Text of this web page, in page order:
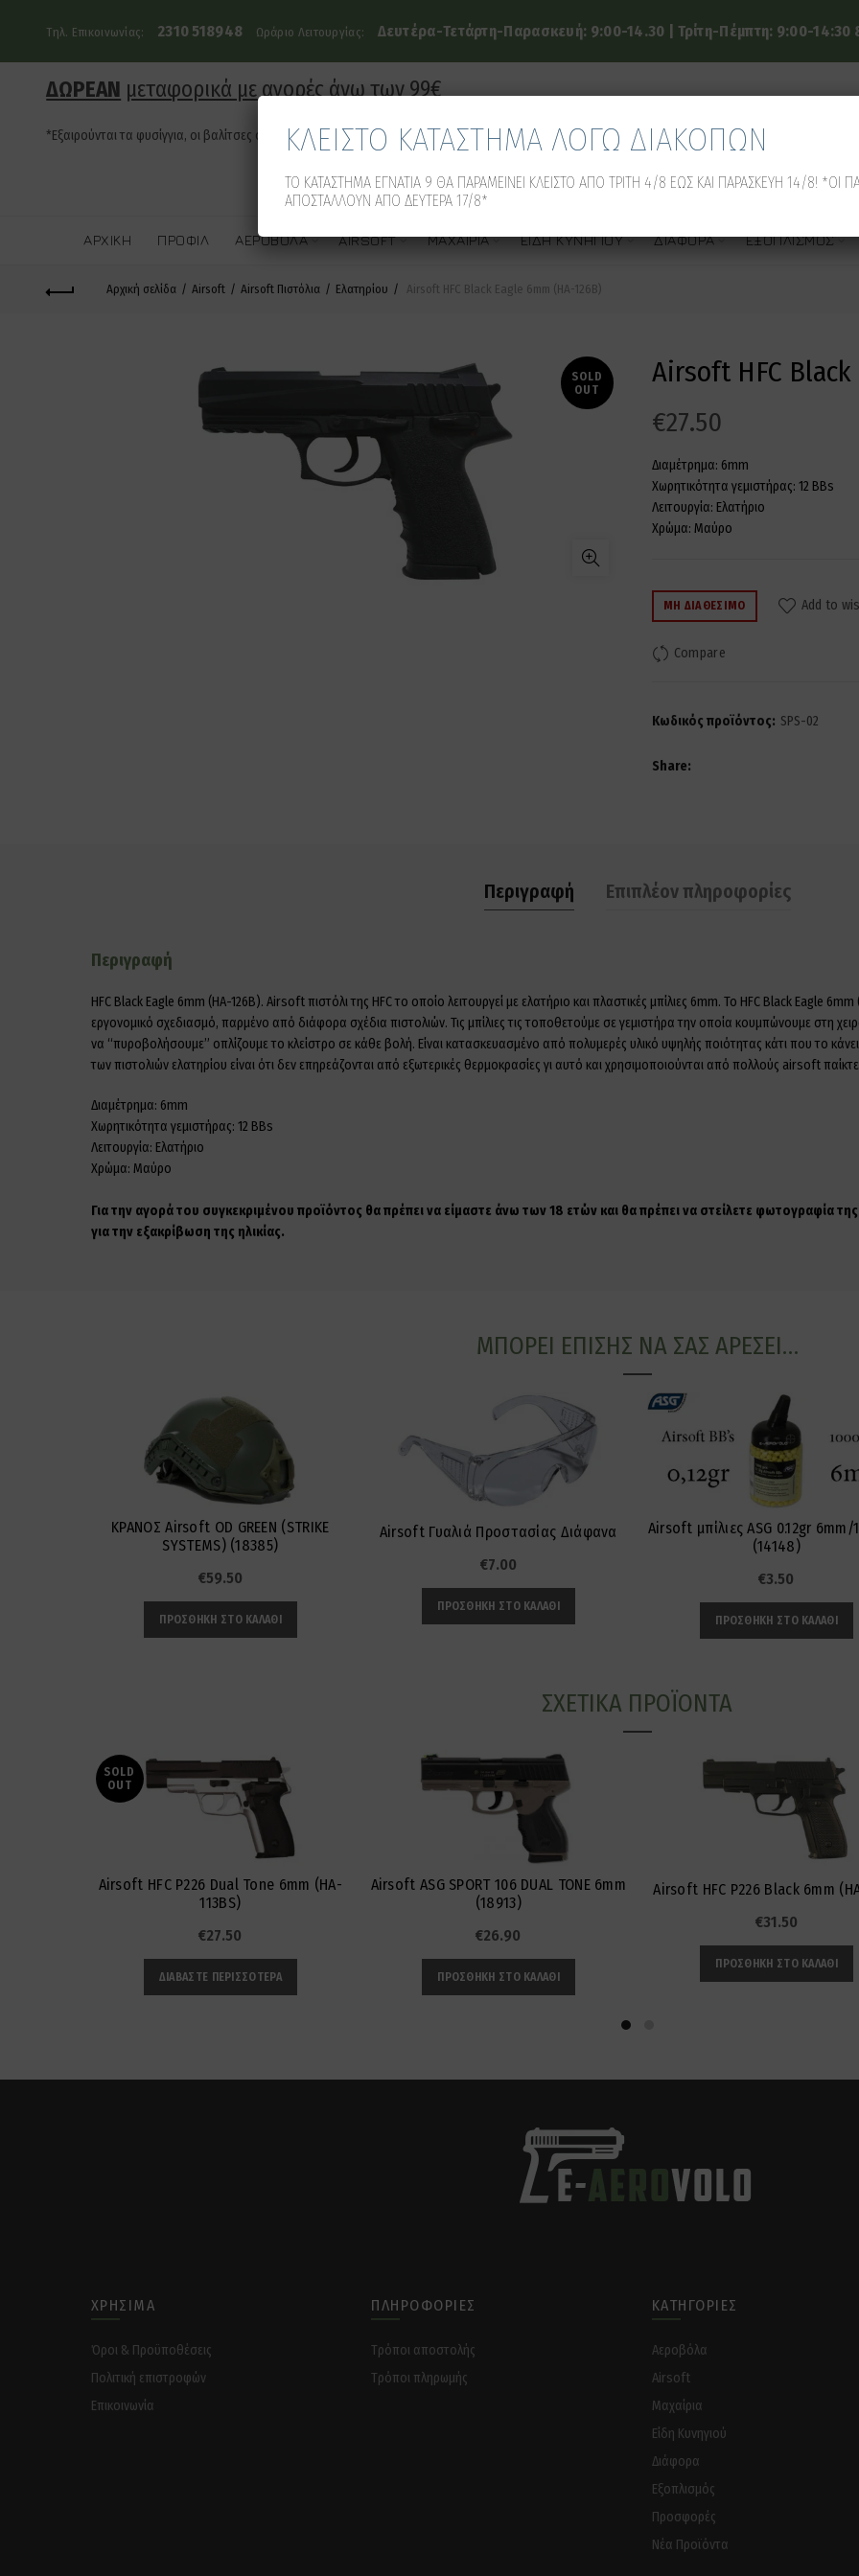
Τηλ. Επικοινωνίας: 2310 518948 Ωράριο Λειτουργίας: Δευτέρα-Τετάρτη-Παρασκευή: 9:00-14.30 | Τρίτη-Πέμπτη: 9:00-14:30
ΔΩΡΕΑΝ μεταφορικά με αγορές άνω των 99€
*Εξαιρούνται τα φυσίγγια, οι βαλίτσες όπλων και τα οπλοκιβώτια
ΑΡΧΙΚΉ ΠΡΟΦΊΛ ΑΕΡΟΒΌΛΑ AIRSOFT ΜΑΧΑΊΡΙΑ ΕΊΔΗ ΚΥΝΗΓΙΟΎ ΔΙΆΦΟΡΑ ΕΞΟΠΛΙΣΜΌΣ
Αρχική σελίδα Airsoft Airsoft Πιστόλια Ελατηρίου Airsoft HFC Black Eagle 6mm (HA-126B)
SOLD
OUT
Airsoft HFC
€27.50
Διαμέτρημα: 6mm
Χωρητικότητα γεμιστήρας: 12 BBs
Λειτουργία: Ελατήριο
Χρώμα: Μαύρο
ΜΗ ΔΙΑΘΈΣΙΜΟ Add to
Compare
Κωδικός προϊόντος: SPS-02
Share
Περιγραφή Επιπλέον πληροφορίες
Περιγραφή
HFC Black Eagle 6mm (HA-126B). Airsoft πιστόλι της HFC το οποίο λειτουργεί με ελατήριο και πλαστικές μπίλιες 6mm. Το HFC Black Eagle
εργονομικό σχεδιασμό, παρμένο από διάφορα σχέδια πιστολιών. Τις μπίλιες τις τοποθετούμε σε γεμιστήρα την οποία κουμπώνουμε στη
να “πυροβολήσουμε” οπλίζουμε το κλείστρο σε κάθε βολή. Είναι κατασκευασμένο από πολυμερές υλικό υψηλής ποιότητας κάτι που το κάνει
των πιστολιών ελατηρίου είναι ότι δεν επηρεάζονται από εξωτερικές θερμοκρασίες γι αυτό και χρησιμοποιούνται από πολλούς airsoft
Διαμέτρημα: 6mm
Χωρητικότητα γεμιστήρας: 12 BBs
Λειτουργία: Ελατήριο
Χρώμα: Μαύρο
Για την αγορά του συγκεκριμένου προϊόντος θα πρέπει να είμαστε άνω των 18 ετών και θα πρέπει να στείλετε φωτογραφία
για την εξακρίβωση της ηλικίας.
ΜΠΟΡΕΊ ΕΠΊΣΗΣ ΝΑ ΣΑΣ ΑΡΈΣΕΙ…
ΚΡΑΝΟΣ Airsoft OD GREEN (STRIKE
SYSTEMS) (18385)
€59.50
ΠΡΟΣΘΉΚΗ ΣΤΟ ΚΑΛΆΘΙ
Airsoft Γυαλιά Προστασίας Διάφανα
€7.00
ΠΡΟΣΘΉΚΗ ΣΤΟ ΚΑΛΆΘΙ
Airsoft μπίλιες ASG 0.12gr 6mm/
(14148)
€3.50
ΠΡΟΣΘΉΚΗ ΣΤΟ ΚΑΛΆΘΙ
ΣΧΕΤΙΚΆ ΠΡΟΪΌΝΤΑ
SOLD
OUT
Airsoft HFC P226 Dual Tone 6mm (HA-
113BS)
€27.50
ΔΙΑΒΆΣΤΕ ΠΕΡΙΣΣΌΤΕΡΑ
Airsoft ASG SPORT 106 DUAL TONE 6mm
(18913)
€26.90
ΠΡΟΣΘΉΚΗ ΣΤΟ ΚΑΛΆΘΙ
Airsoft HFC P226 Black 6mm
€31.50
ΠΡΟΣΘΉΚΗ ΣΤΟ ΚΑΛΆΘΙ
ΧΡΉΣΙΜΑ
Όροι & Προϋποθέσεις
Πολιτική επιστροφών
Επικοινωνία
ΠΛΗΡΟΦΟΡΊΕΣ
Tρόποι αποστολής
Tρόποι πληρωμής
ΚΑΤΗΓΟΡΊΕΣ
Αεροβόλα
Airsoft
Μαχαίρια
Είδη Κυνηγιού
Διάφορα
Eξοπλισμός
Προσφορές
Νέα Προϊόντα
ΚΛΕΙΣΤΟ ΚΑΤΑΣΤΗΜΑ ΛΟΓΩ ΔΙΑΚΟΠΩΝ
ΤΟ ΚΑΤΑΣΤΗΜΑ ΕΓΝΑΤΙΑ 9 ΘΑ ΠΑΡΑΜΕΙΝΕΙ ΚΛΕΙΣΤΟ ΑΠΟ ΤΡΙΤΗ 4/8 ΕΩΣ ΚΑΙ ΠΑΡΑΣΚΕΥΗ 14/8! *ΟΙ
ΑΠΟΣΤΑΛΛΟΥΝ ΑΠΟ ΔΕΥΤΕΡΑ 17/8*